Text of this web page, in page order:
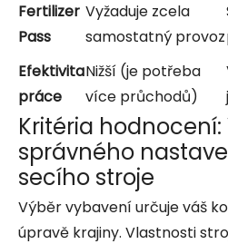
Fertilizer
Pass
Vyžaduje zcela
samostatný provoz
Efektivita
práce
Nižší (je potřeba
více průchodů)
Kritéria hodnocení:
správného
secího stroje
Výběr vybavení určuje váš
úpravě krajiny. Vlastnosti